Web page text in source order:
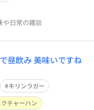
や日常の雑談
いですね
キリンラガー
チャーハン